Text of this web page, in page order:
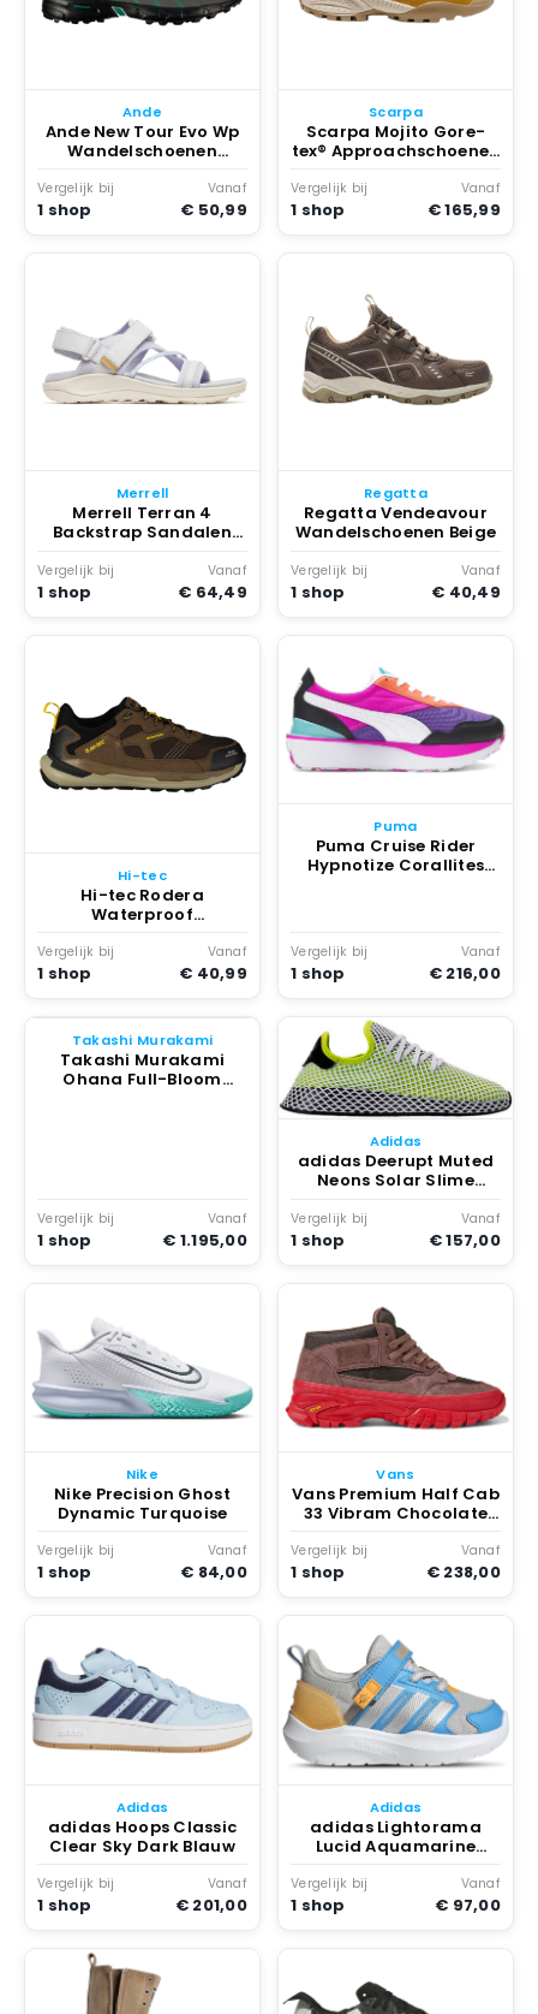
Ande
Ande New Tour Evo Wp
Wandelschoenen
Antraciet
Vergelijk bij
1 shop
Vanaf
€ 50,99
Scarpa
Scarpa Mojito Gore-
tex® Approachschoenen
Golden Wheat
Vergelijk bij
1 shop
Vanaf
€ 165,99
Merrell
Merrell Terran 4
Backstrap Sandalen
Caper
Vergelijk bij
1 shop
Vanaf
€ 64,49
Regatta
Regatta Vendeavour
Wandelschoenen Beige
Vergelijk bij
1 shop
Vanaf
€ 40,49
Hi-tec
Hi-tec Rodera
Waterproof
Wandelschoenen Dark
Taupe / Chocolate /
Lemon Curry
Vergelijk bij
1 shop
Vanaf
€ 40,99
Puma
Puma Cruise Rider
Hypnotize Corallites
Vergelijk bij
1 shop
Vanaf
€ 216,00
Takashi Murakami
Takashi Murakami
Ohana Full-Bloom
Vergelijk bij
1 shop
Vanaf
€ 1.195,00
Adidas
adidas Deerupt Muted
Neons Solar Slime
Zwart
Vergelijk bij
1 shop
Vanaf
€ 157,00
Nike
Nike Precision Ghost
Dynamic Turquoise
Vergelijk bij
1 shop
Vanaf
€ 84,00
Vans
Vans Premium Half Cab
33 Vibram Chocolate
Bruin
Vergelijk bij
1 shop
Vanaf
€ 238,00
Adidas
adidas Hoops Classic
Clear Sky Dark Blauw
Vergelijk bij
1 shop
Vanaf
€ 201,00
Adidas
adidas Lightorama
Lucid Aquamarine
Zilver
Vergelijk bij
1 shop
Vanaf
€ 97,00